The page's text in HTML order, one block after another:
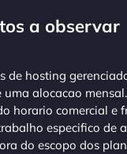
a observar
de hosting
alocacao
horario comercial e
especifico de
do escopo dos